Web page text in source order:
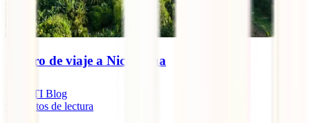
Seguro de viaje a Nicaragua
IATI Blog
minutos de lectura